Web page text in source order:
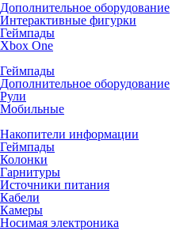
Дополнительное оборудование
Интерактивные фигурки
Геймпады
Xbox One
Геймпады
Дополнительное оборудование
Рули
Мобильные
Накопители информации
Геймпады
Колонки
Гарнитуры
Источники питания
Кабели
Камеры
Носимая электроника